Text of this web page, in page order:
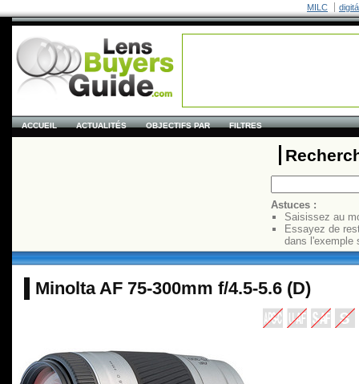
MILC
ACCUEIL ACTUALITÉS OBJECTIFS PAR FILTRES
Astuces :
Saisissez au
Essayez de
dans
Minolta AF 75-300mm f/4.5-5.6 (D)